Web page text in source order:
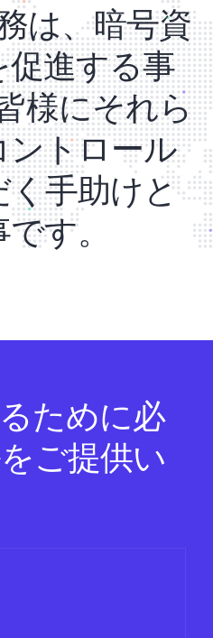
は、暗号資
進する事
様にそれら
トロール
手助けと
す。
ために必
ご提供い